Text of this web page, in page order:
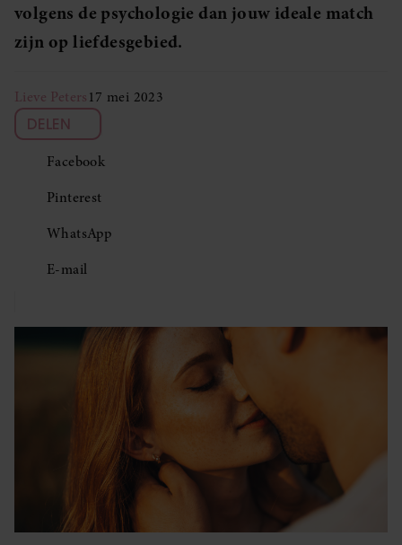
volgens de psychologie dan jouw ideale match
zijn op liefdesgebied.
Lieve Peters17 mei 2023
DELEN
Facebook
Pinterest
WhatsApp
E-mail